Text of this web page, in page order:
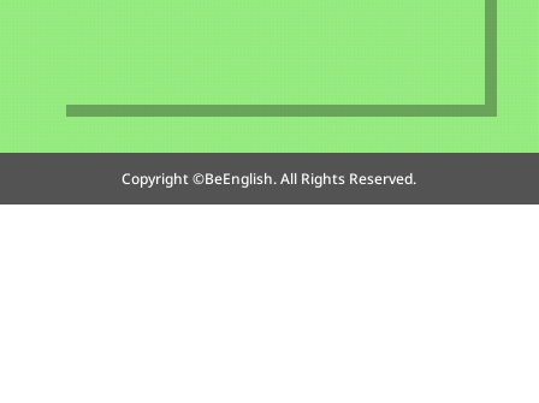
Copyright ©BeEnglish. All Rights Reserved.